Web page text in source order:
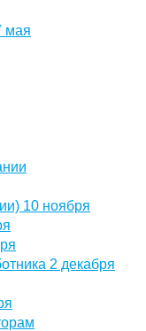
мая
10 ноября
2 декабря